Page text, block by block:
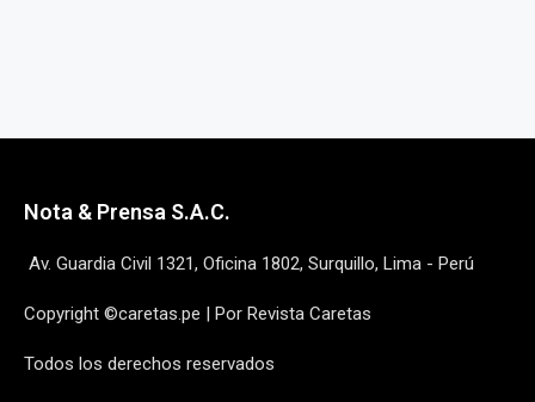
Nota & Prensa S.A.C.
Av. Guardia Civil 1321, Oficina 1802, Surquillo, Lima - Perú
Copyright ©caretas.pe | Por Revista Caretas
Todos los derechos reservados